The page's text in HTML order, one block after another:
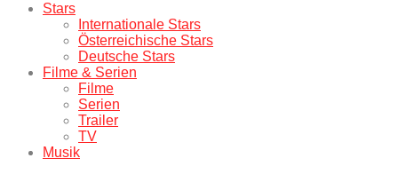
Stars
Internationale Stars
Österreichische Stars
Deutsche Stars
Filme & Serien
Filme
Serien
Trailer
TV
Musik